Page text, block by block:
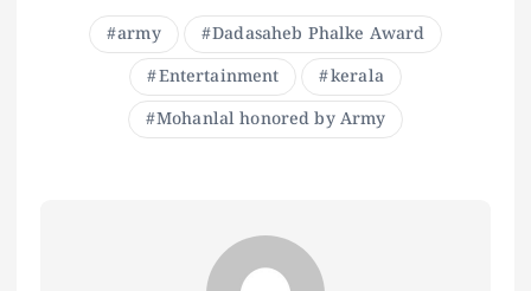
army Dadasaheb Phalke Award
Entertainment kerala
Mohanlal honored by Army